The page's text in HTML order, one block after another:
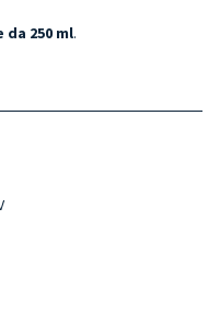
250 ml.